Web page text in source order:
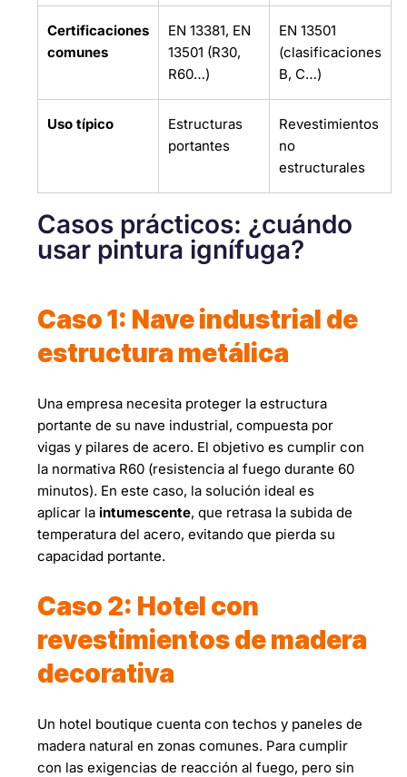
Certificaciones
comunes
EN 13381, EN
13501 (R30,
R60…)
EN 13501
(clasificaciones
B, C…)
Uso típico
Estructuras
portantes
Revestimientos
no
estructurales
Casos prácticos: ¿cuándo
usar pintura ignífuga?
Caso 1: Nave industrial de
estructura metálica
Una empresa necesita proteger la estructura
portante de su nave industrial, compuesta por
vigas y pilares de acero. El objetivo es cumplir con
la normativa R60 (resistencia al fuego durante 60
minutos). En este caso, la solución ideal es
aplicar la intumescente, que retrasa la subida de
temperatura del acero, evitando que pierda su
capacidad portante.
Caso 2: Hotel con
revestimientos de madera
decorativa
Un hotel boutique cuenta con techos y paneles de
madera natural en zonas comunes. Para cumplir
con las exigencias de reacción al fuego, pero sin